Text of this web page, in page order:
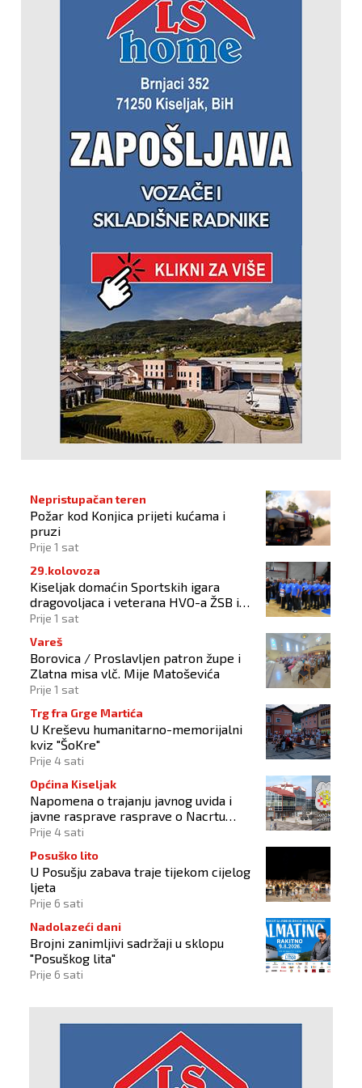
Nepristupačan teren
Požar kod Konjica prijeti kućama i
pruzi
Prije 1 sat
29.kolovoza
Kiseljak domaćin Sportskih igara
dragovoljaca i veterana HVO-a ŽSB i
Dana branitelja
Prije 1 sat
Vareš
Borovica / Proslavljen patron župe i
Zlatna misa vlč. Mije Matoševića
Prije 1 sat
Trg fra Grge Martića
U Kreševu humanitarno-memorijalni
kviz "ŠoKre"
Prije 4 sati
Općina Kiseljak
Napomena o trajanju javnog uvida i
javne rasprave rasprave o Nacrtu
prostornog plana
Prije 4 sati
Posuško lito
U Posušju zabava traje tijekom cijelog
ljeta
Prije 6 sati
Nadolazeći dani
Brojni zanimljivi sadržaji u sklopu
"Posuškog lita"
Prije 6 sati